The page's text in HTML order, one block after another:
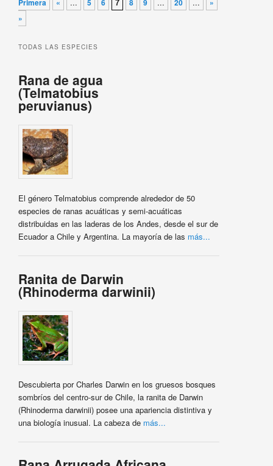
Primera
« 5 6 8 9 20 »
»
TODAS LAS ESPECIES
Rana de agua
(Telmatobius
peruvianus)
El género Telmatobius comprende alrededor de 50
especies de ranas acuáticas y semi-acuáticas
distribuidas en las laderas de los Andes, desde el sur de
Ecuador a Chile y Argentina. La mayoría de las más...
Ranita de Darwin
(Rhinoderma darwinii)
Descubierta por Charles Darwin en los gruesos bosques
sombríos del centro-sur de Chile, la ranita de Darwin
(Rhinoderma darwinii) posee una apariencia distintiva y
una biología inusual. La cabeza de más...